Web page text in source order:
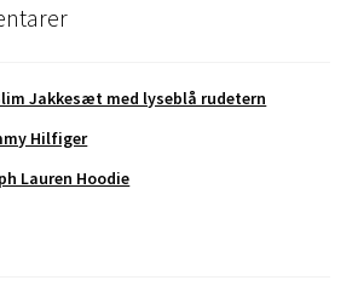
Jakkesæt med lyseblå rudetern
Hilfiger
Lauren Hoodie